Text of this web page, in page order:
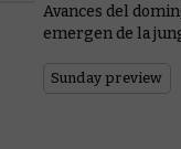
Avances del
emergen de la
Sunday preview